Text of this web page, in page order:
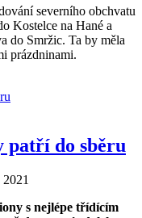
severního obchvatu
Kostelce na Hané a
do Smržic. Ta by měla
prázdninami.
patří do sběru
s nejlépe třídícím